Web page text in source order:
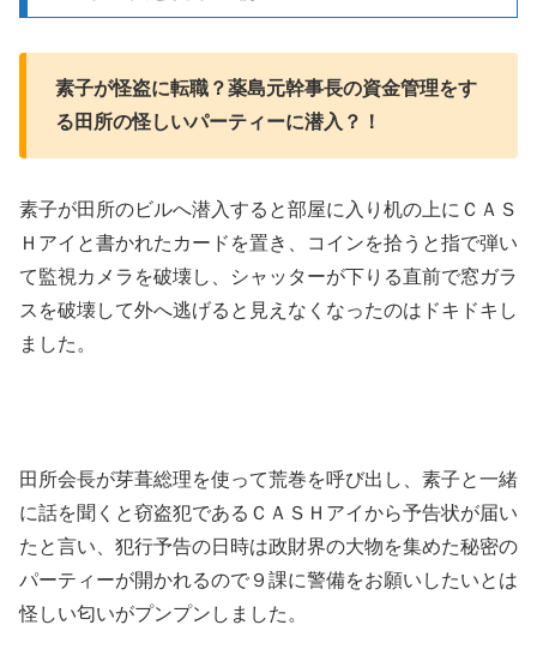
素子が怪盗に転職？薬島元幹事長の資金管理をす
る田所の怪しいパーティーに潜入？！
素子が田所のビルへ潜入すると部屋に入り机の上にＣＡＳ
Ｈアイと書かれたカードを置き、コインを拾うと指で弾い
て監視カメラを破壊し、シャッターが下りる直前で窓ガラ
スを破壊して外へ逃げると見えなくなったのはドキドキし
ました。
田所会長が芽葺総理を使って荒巻を呼び出し、素子と一緒
に話を聞くと窃盗犯であるＣＡＳＨアイから予告状が届い
たと言い、犯行予告の日時は政財界の大物を集めた秘密の
パーティーが開かれるので９課に警備をお願いしたいとは
怪しい匂いがプンプンしました。